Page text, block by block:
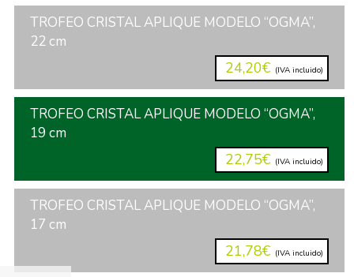
TROFEO CRISTAL APLIQUE MODELO “OGMA”,
22 cm
24,20€ (IVA incluido)
TROFEO CRISTAL APLIQUE MODELO “OGMA”,
19 cm
22,75€ (IVA incluido)
TROFEO CRISTAL APLIQUE MODELO “OGMA”,
17 cm
21,78€ (IVA incluido)